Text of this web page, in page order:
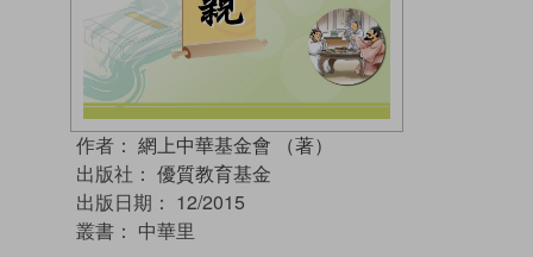
作者： 網上中華基金會 （著）
出版社： 優質教育基金
出版日期： 12/2015
叢書： 中華里